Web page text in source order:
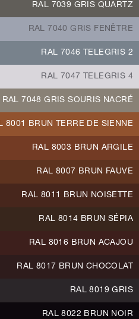
RAL 7039 GRIS QUARTZ
RAL 7040 GRIS FENÊTRE
RAL 7046 TELEGRIS 2
RAL 7047 TELEGRIS 4
RAL 7048 GRIS SOURIS NACRÉ
8001 BRUN TERRE DE SIENNE
RAL 8003 BRUN ARGILE
RAL 8007 BRUN FAUVE
RAL 8011 BRUN NOISETTE
RAL 8014 BRUN SÉPIA
RAL 8016 BRUN ACAJOU
RAL 8017 BRUN CHOCOLAT
RAL 8019 GRIS
RAL 8022 BRUN NOIR